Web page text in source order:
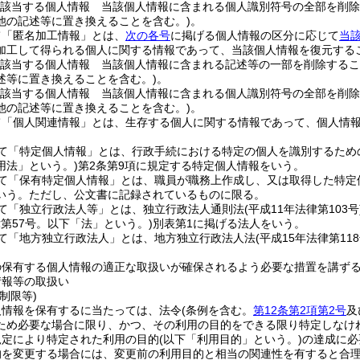
当する個人情報 当該個人情報に含まれる個人識別符号の全部を削
の記述等に置き換えることを含む。)。
匿名加工情報」とは、 次の各号に掲げる個人情報の区分に応じて当
工して得られる個人に関する情報であって、当該個人情報を復元す
当する個人情報 当該個人情報に含まれる記述等の一部を削除する
等に置き換えることを含む。)。
当する個人情報 当該個人情報に含まれる個人識別符号の全部を削
の記述等に置き換えることを含む。)。
個人関連情報」とは、生存する個人に関する情報であって、個人
「特定個人情報」とは、行政手続における特定の個人を識別するた
法」という。)第2条第9項に規定する特定個人情報をいう。
「保有特定個人情報」とは、職員が職務上作成し、又は取得した特
。 ただし、公文書に記録されているものに限る。
「独立行政法人等」とは、独立行政法人通則法(平成11年法律第103
57号。以下「法」という。)別表第1に掲げる法人をいう。
「地方独立行政法人」とは、地方独立行政法人法(平成15年法律第
有する個人情報の適正な取扱いが確保されるよう必要な措置を講ず
等の取扱い
限等)
報を保有するに当たっては、法令(条例を含む。 第12条第2項第2号
め必要な場合に限り、かつ、その利用の目的をできる限り特定しなけ
により特定された利用の目的(以下「利用目的」という。)の達成に
変更する場合には、変更前の利用目的と相当の関連性を有すると合